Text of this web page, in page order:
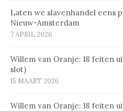
Laten we slavenhandel eens
Nieuw-Amsterdam
7 APRIL 2026
Willem van Oranje: 18 feiten
slot)
15 MAART 2026
Willem van Oranje: 18 feiten